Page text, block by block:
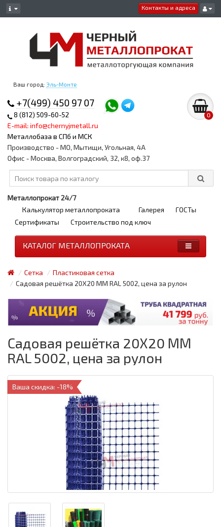
Контакты и адреса
Ваш город: Эль-Монте
+7(499) 450 97 07
8 (812) 509-60-52
E-mail: info@chernyjmetall.ru
Металлобаза в СПб и МСК
0
Производство - МО, Мытищи, Угольная, 4А
Офис - Москва, Волгоградский, 32, к8, оф.37
Металлопрокат 24/7
Калькулятор металлопроката
Галерея
ГОСТы
Сертификаты
Строительство под ключ
КАТАЛОГ МЕТАЛЛОПРОКАТА
Сетка
Пластиковая сетка
Садовая решётка 20Х20 ММ RAL 5002, цена за рулон
Садовая решётка 20Х20 ММ
RAL 5002, цена за рулон
Ваша скидка: -18%